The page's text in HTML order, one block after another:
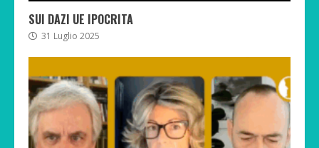
SUI DAZI UE IPOCRITA
31 Luglio 2025